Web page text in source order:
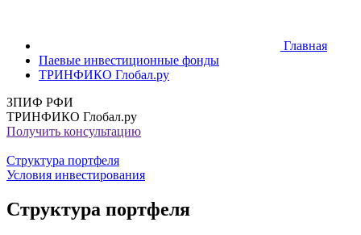
Главная
Паевые инвестиционные фонды
ТРИНФИКО Глобал.ру
ЗПИФ РФИ
ТРИНФИКО Глобал.ру
Получить консультацию
Структура портфеля
Условия инвестирования
Структура портфеля